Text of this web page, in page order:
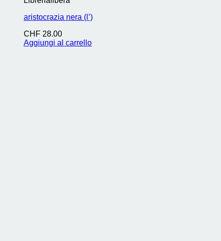
aristocrazia nera (l’)
CHF 28.00
Aggiungi al carrello